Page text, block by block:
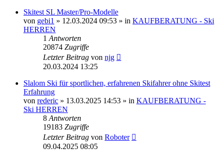
Skitest SL Master/Pro-Modelle
von gebi1 » 12.03.2024 09:53 » in KAUFBERATUNG - Ski
HERREN
1 Antworten
20874 Zugriffe
Letzter Beitrag von njg
20.03.2024 13:25
Slalom Ski für sportlichen, erfahrenen Skifahrer ohne Skitest
Erfahrung
von rederic » 13.03.2025 14:53 » in KAUFBERATUNG -
Ski HERREN
8 Antworten
19183 Zugriffe
Letzter Beitrag von Roboter
09.04.2025 08:05